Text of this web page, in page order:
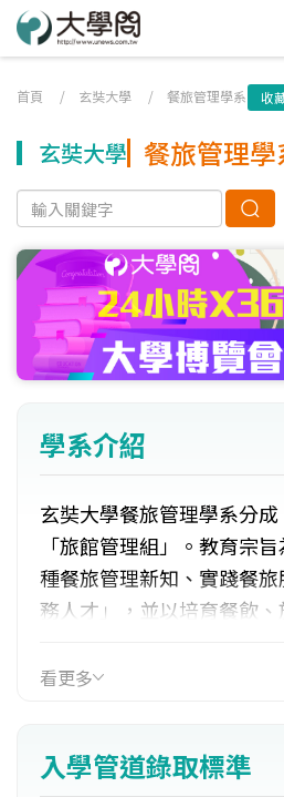
首頁 / 玄奘大學 / 餐旅管理學系 收
玄奘大學 餐旅管理學
學系介紹
玄奘大學餐旅管理學系分
「旅館管理組」。教育宗
種餐旅管理新知、實踐餐
務人才」，並以培育餐飲
就業方面主要發展範圍包含
理、觀光旅遊服務等相關行
看更多
入學管道錄取標準